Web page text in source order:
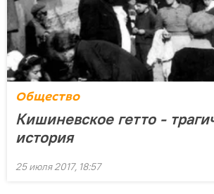
Общество
Кишиневское гетто -
история
25 июля 2017, 18:57